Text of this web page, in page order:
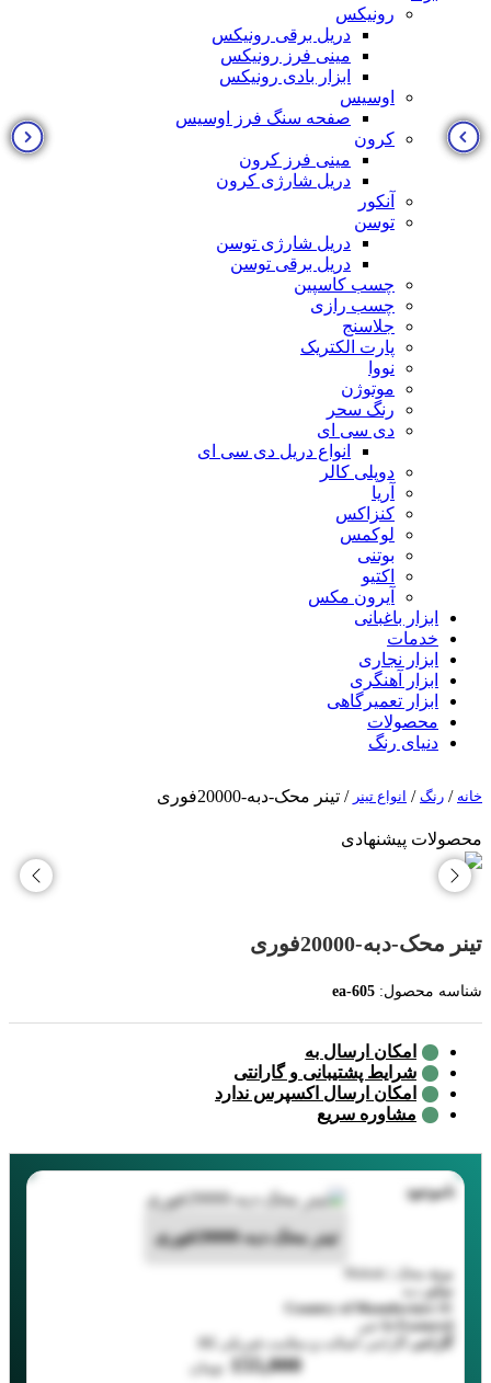
رونیکس
دریل برقی رونیکس
مینی فرز رونیکس
ابزار بادی رونیکس
اوسیس
صفحه سنگ فرز اوسیس
کرون
مینی فرز کرون
دریل شارژی کرون
آنکور
توسن
دریل شارژی توسن
دریل برقی توسن
چسب کاسپین
چسب رازی
جلاسنج
پارت الکتریک
نووا
موتوژن
رنگ سحر
دی سی ای
انواع دریل دی سی ای
دوپلی کالر
آریا
کنزاکس
لوکمس
بوتنی
اکتیو
آیرون مکس
ابزار باغبانی
خدمات
ابزار نجاری
ابزار آهنگری
ابزار تعمیرگاهی
محصولات
دنیای رنگ
خانه / رنگ / انواع تینر / تینر محک-دبه-20000فوری
محصولات پیشنهادی
تینر محک-دبه-20000فوری
شناسه محصول: ea-605
امکان ارسال به
شرایط پشتیبانی و گارانتی
امکان ارسال اکسپرس ندارد
مشاوره سریع
ناموجود
تینر محک-دبه-20000فوری
برندمحک | Mahak
سایز
Country of Manufacture
Is Featured
خیر
گارانتی
گارانتی اصالت و سلامت فیزیکی کالا
155,000 تومان